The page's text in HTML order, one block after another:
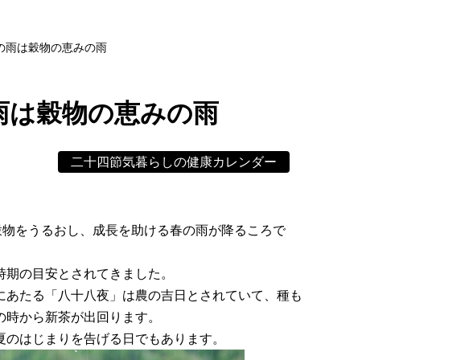
は穀物の恵みの雨
穀物の恵みの雨
二十四節気暮らしの健康カレンダー
をうるおし、成長を助ける春の雨が降るころで
の目安とされてきました。
たる「八十八夜」は農の吉日とされていて、種も
から新茶が出回ります。
はじまりを告げる日でもあります。